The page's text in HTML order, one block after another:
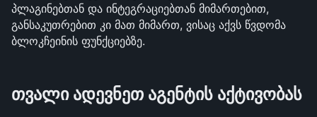
პლაგინებთან და ინტეგრაციებთან მიმართებით,
განსაკუთრებით კი მათ მიმართ, ვისაც აქვს წვდომა
ბლოკჩეინის ფუნქციებზე.
თვალი ადევნეთ აგენტის აქტივობას